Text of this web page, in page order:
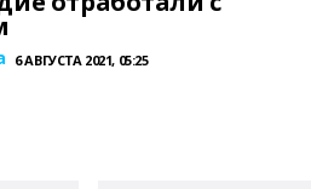
6 АВГУСТА 2021, 05:25